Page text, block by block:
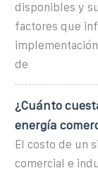
disponibles y
factores que
de
¿Cuánto
energía
El costo de un
comercial e